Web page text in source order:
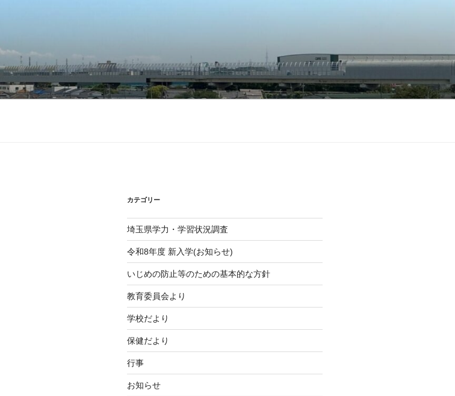
カテゴリー
埼玉県学力・学習状況調査
令和8年度 新入学(お知らせ)
いじめの防止等のための基本的な方針
教育委員会より
学校だより
保健だより
行事
お知らせ